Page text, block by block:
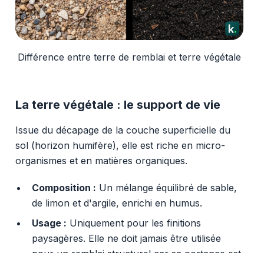
Différence entre terre de remblai et terre végétale
La terre végétale : le support de vie
Issue du décapage de la couche superficielle du
sol (horizon humifère), elle est riche en micro-
organismes et en matières organiques.
Composition : Un mélange équilibré de sable,
de limon et d'argile, enrichi en humus.
Usage : Uniquement pour les finitions
paysagères. Elle ne doit jamais être utilisée